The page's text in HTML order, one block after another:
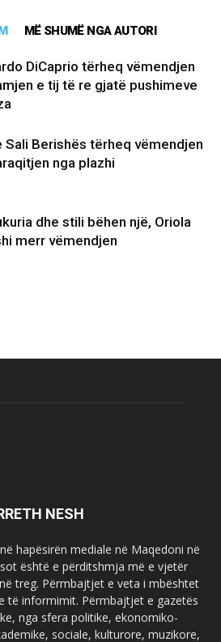
MË SHUMË NGA AUTORI
DiCaprio tërheq vëmendjen
e tij të re gjatë pushimeve
Sali Berishës tërheq vëmendjen
nga plazhi
dhe stili bëhen një, Oriola
merr vëmendjen
NESH
hapësirën mediale në Maqedoni në
është e përditshmja më e vjetër
treg. Përmbajtjet e veta i mbështet
të informimit. Përmbajtjet e gazetës
nga sfera politike, ekonomiko-
sociale, kulturore, muzikore,